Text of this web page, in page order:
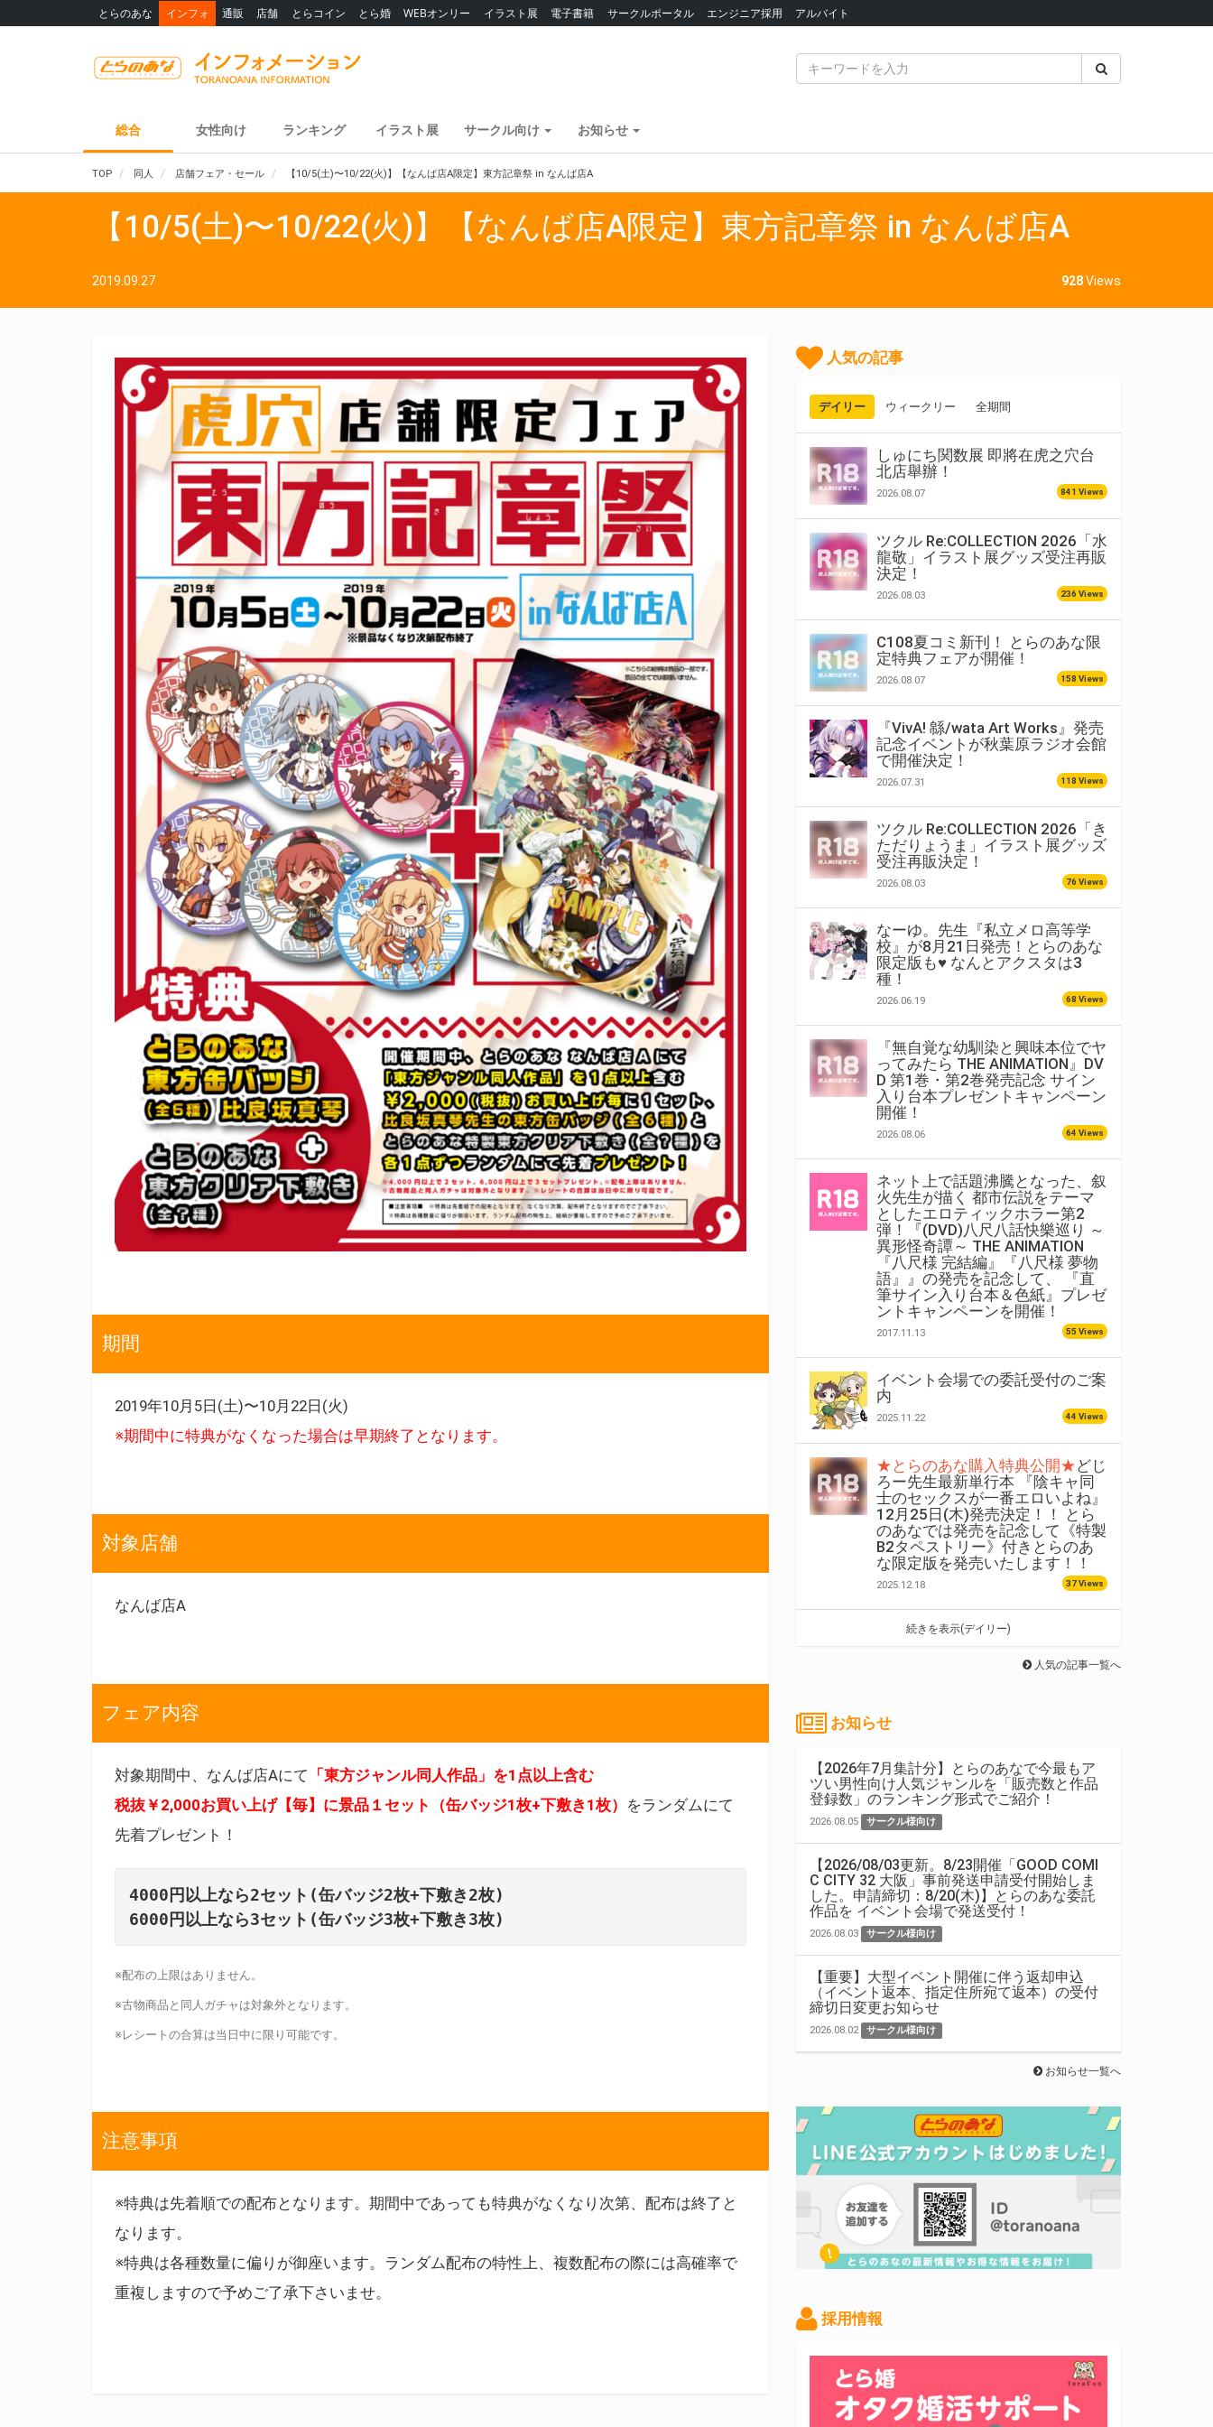
とらのあな インフォ 通販 店舗 とらコイン とら婚 WEBオンリー イラスト展 電子書籍 サークルポータル エンジニア採用 アルバイト
総合 女性向け ランキング イラスト展 サークル向け お知らせ
TOP 同人 店舗フェア・セール 【10/5(土)〜10/22(火)】【なんば店A限定】東方記章祭 in なんば店A
【10/5(土)〜10/22(火)】【なんば店A限定】東方記章祭 in なんば店A
2019.09.27 928Views
期間
2019年10月5日(土)〜10月22日(火)
※期間中に特典がなくなった場合は早期終了となります。
対象店舗
なんば店A
フェア内容
対象期間中、なんば店Aにて 「東方ジャンル同人作品」を1点以上含む
税抜￥2,000お買い上げ【毎】に景品１セット（缶バッジ1枚+下敷き1枚） をランダムにて
先着プレゼント！
4000円以上なら2セット(缶バッジ2枚+下敷き2枚)
6000円以上なら3セット(缶バッジ3枚+下敷き3枚)
※配布の上限はありません。
※古物商品と同人ガチャは対象外となります。
※レシートの合算は当日中に限り可能です。
注意事項
※特典は先着順での配布となります。期間中であっても特典がなくなり次第、配布は終了と
なります。
※特典は各種数量に偏りが御座います。ランダム配布の特性上、複数配布の際には高確率で
重複しますので予めご了承下さいませ。
人気の記事
デイリー ウィークリー 全期間
しゅにち関数展 即將在虎之穴台
北店舉辦！
2026.08.07 841 Views
ツクル Re:COLLECTION 2026「水
龍敬」イラスト展グッズ受注再販
決定！
2026.08.03 236 Views
C108夏コミ新刊！ とらのあな限
定特典フェアが開催！
2026.08.07 158 Views
『VivA! 緜/wata Art Works』発売
記念イベントが秋葉原ラジオ会館
で開催決定！
2026.07.31 118 Views
ツクル Re:COLLECTION 2026「き
ただりょうま」イラスト展グッズ
受注再販決定！
2026.08.03 76 Views
なーゆ。先生『私立メロ高等学
校』が8月21日発売！とらのあな
限定版も♥ なんとアクスタは3
種！
2026.06.19 68 Views
『無自覚な幼馴染と興味本位でヤ
ってみたら THE ANIMATION』DV
D 第1巻・第2巻発売記念 サイン
入り台本プレゼントキャンペーン
開催！
2026.08.06 64 Views
ネット上で話題沸騰となった、叙
火先生が描く 都市伝説をテーマ
としたエロティックホラー第2
弾！『(DVD)八尺八話快樂巡り ～
異形怪奇譚～ THE ANIMATION
『八尺様 完結編』『八尺様 夢物
語』』の発売を記念して、 『直
筆サイン入り台本＆色紙』プレゼ
ントキャンペーンを開催！
2017.11.13 55 Views
イベント会場での委託受付のご案
内
2025.11.22 44 Views
★とらのあな購入特典公開★どじ
ろー先生最新単行本 『陰キャ同
士のセックスが一番エロいよね』
12月25日(木)発売決定！！ とら
のあなでは発売を記念して《特製
B2タペストリー》付きとらのあ
な限定版を発売いたします！！
2025.12.18 37 Views
続きを表示(デイリー)
人気の記事一覧へ
お知らせ
【2026年7月集計分】とらのあなで今最もア
ツい男性向け人気ジャンルを「販売数と作品
登録数」のランキング形式でご紹介！
2026.08.05 サークル様向け
【2026/08/03更新。8/23開催「GOOD COMI
C CITY 32 大阪」事前発送申請受付開始しま
した。申請締切：8/20(木)】とらのあな委託
作品を イベント会場で発送受付！
2026.08.03 サークル様向け
【重要】大型イベント開催に伴う返却申込
（イベント返本、指定住所宛て返本）の受付
締切日変更お知らせ
2026.08.02 サークル様向け
お知らせ一覧へ
採用情報